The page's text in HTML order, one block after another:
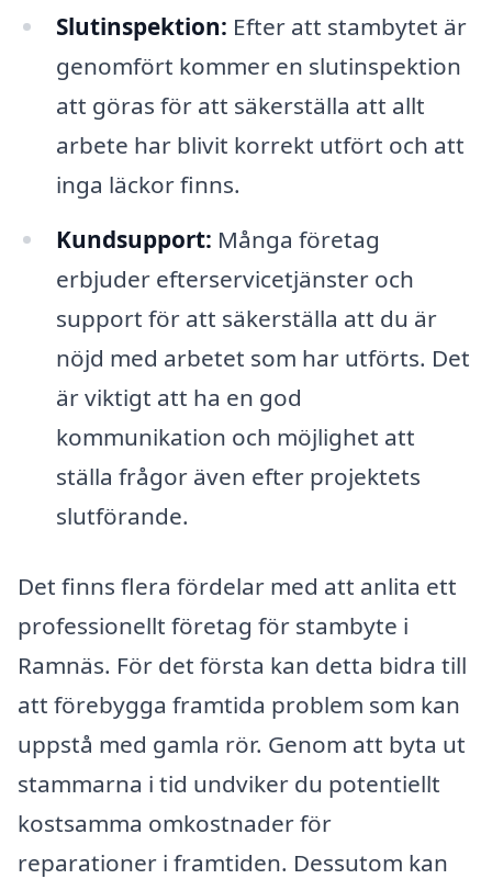
Slutinspektion: Efter att stambytet är
genomfört kommer en slutinspektion
att göras för att säkerställa att allt
arbete har blivit korrekt utfört och att
inga läckor finns.
Kundsupport: Många företag
erbjuder efterservicetjänster och
support för att säkerställa att du är
nöjd med arbetet som har utförts. Det
är viktigt att ha en god
kommunikation och möjlighet att
ställa frågor även efter projektets
slutförande.
Det finns flera fördelar med att anlita ett
professionellt företag för stambyte i
Ramnäs. För det första kan detta bidra till
att förebygga framtida problem som kan
uppstå med gamla rör. Genom att byta ut
stammarna i tid undviker du potentiellt
kostsamma omkostnader för
reparationer i framtiden. Dessutom kan